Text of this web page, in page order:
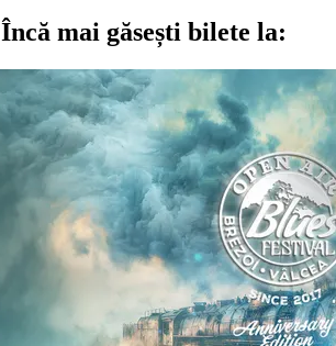
Încă mai găsești bilete la: